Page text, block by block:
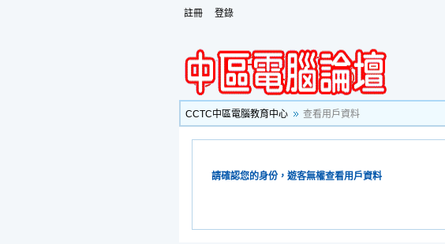
註冊 登錄
CCTC中區電腦教育中心
查看用戶資料
請確認您的身份，遊客無權查看用戶資料